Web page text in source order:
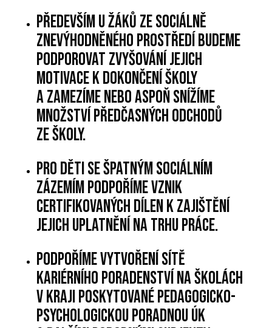
Především u žáků ze sociálně
znevýhodněného prostředí budeme
podporovat zvyšování jejich
motivace k dokončení školy
a zamezíme nebo aspoň snížíme
množství předčasných odchodů
ze školy.
Pro děti se špatným sociálním
zázemím podpoříme vznik
certifikovaných dílen k zajištění
jejich uplatnění na trhu práce.
Podpoříme vytvoření sítě
kariérního poradenství na školách
v kraji poskytované Pedagogicko-
psychologickou poradnou ÚK